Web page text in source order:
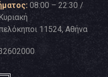
08:00 – 22:30 /
11524, Αθήνα